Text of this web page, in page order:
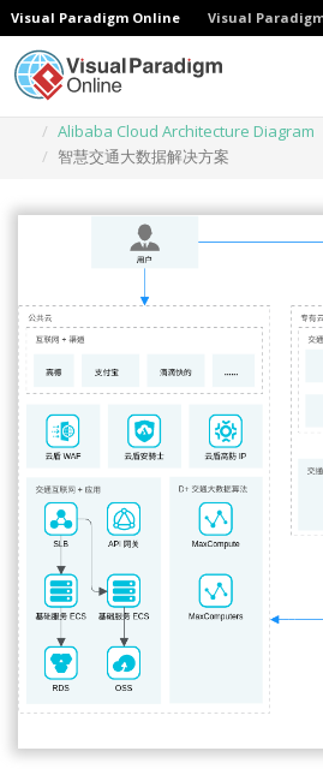
Visual Paradigm Online Visual
Alibaba Cloud Architecture Diagram
智慧交通大数据解决方案